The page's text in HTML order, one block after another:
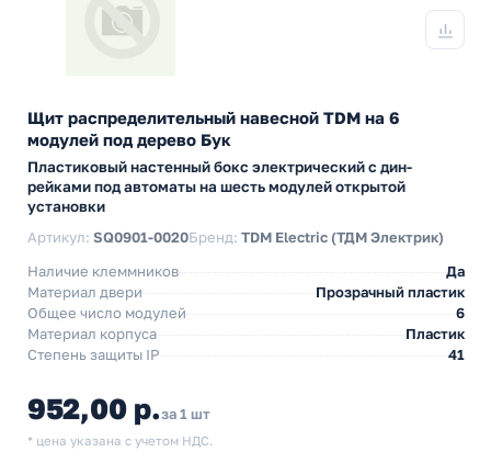
Щит распределительный навесной TDM на 6
модулей под дерево Бук
Пластиковый настенный бокс электрический с дин-
рейками под автоматы на шесть модулей открытой
установки
Артикул: SQ0901-0020Бренд: TDM Electric (ТДМ Электрик)
Наличие клеммников
Да
Материал двери
Прозрачный пластик
Общее число модулей
6
Материал корпуса
Пластик
Степень защиты IP
41
952,00 р.за 1 шт
* цена указана с учетом НДС.